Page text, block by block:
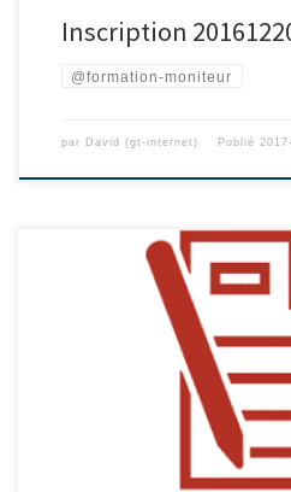
Inscription
@formation-moniteur
par David (gt-internet) Publié